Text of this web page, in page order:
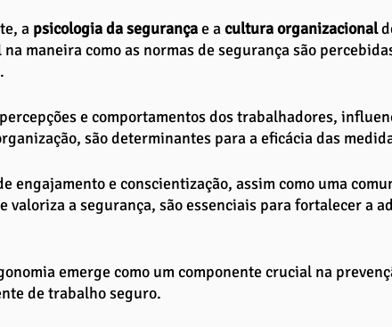
a psicologia da segurança e a cultura organizacional
maneira como as normas de segurança são
e comportamentos dos trabalhadores,
são determinantes para a eficácia das
engajamento e conscientização, assim como uma
valoriza a segurança, são essenciais para fortalecer a
emerge como um componente crucial na
de trabalho seguro.